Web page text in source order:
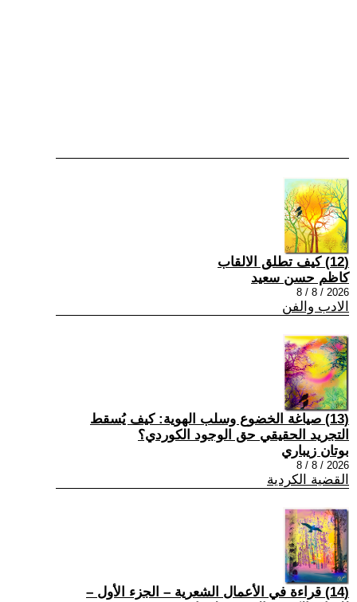
(12) كيف تطلق الالقاب
كاظم حسن سعيد
2026 / 8 / 8
الادب والفن
(13) صياغة الخضوع وسلب الهوية: كيف يُسقط
التجريد الحقيقي حق الوجود الكوردي؟
بوتان زيباري
2026 / 8 / 8
القضية الكردية
(14) قراءة في الأعمال الشعرية – الجزء الأول –